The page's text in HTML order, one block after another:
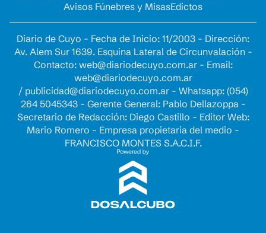
Avisos Fúnebres y MisasEdictos
Diario de Cuyo - Fecha de Inicio: 11/2003 - Dirección:
Av. Alem Sur 1639. Esquina Lateral de Circunvalación -
Contacto: web@diariodecuyo.com.ar- Email:
web@diariodecuyo.com.ar
/ publicidad@diariodecuyo.com.ar- Whatsapp: (054)
264 5045343 - Gerente General: Pablo Dellazoppa -
Secretario de Redacción: Diego Castillo - Editor Web:
Mario Romero - Empresa propietaria del medio -
FRANCISCO MONTES S.A.C.I.F.